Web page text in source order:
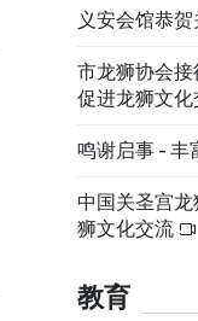
义安会馆恭
市龙狮协会
促进龙狮文化
鸣谢启事 - 丰
中国关圣宫
狮文化交流
教育